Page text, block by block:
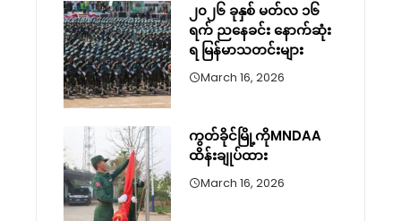
၂၀၂၆ ခုနှစ် မတ်လ ၁၆
ရက် ညနေခင်း နောက်ဆုံး
ရ မြန်မာသတင်းများ
March 16, 2026
ကွတ်ခိုင်မြို့ကိုMNDAA
ထိန်းချုပ်ထား
March 16, 2026